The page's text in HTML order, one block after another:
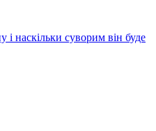
і наскільки суворим він буде